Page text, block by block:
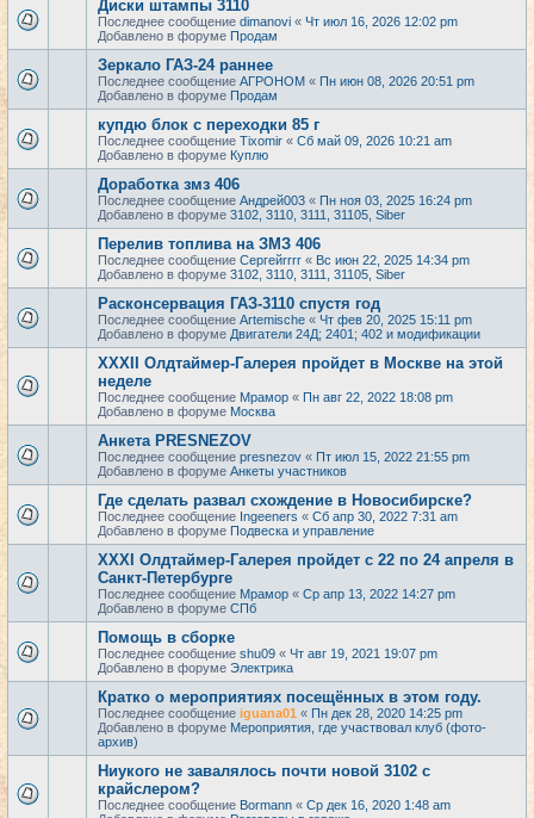
Диски штампы 3110
Последнее сообщение dimanovi « Чт июл 16, 2026 12:02 pm
Добавлено в форуме Продам
Зеркало ГАЗ-24 раннее
Последнее сообщение АГРОНОМ « Пн июн 08, 2026 20:51 pm
Добавлено в форуме Продам
купдю блок с переходки 85 г
Последнее сообщение Tixomir « Сб май 09, 2026 10:21 am
Добавлено в форуме Куплю
Доработка змз 406
Последнее сообщение Андрей003 « Пн ноя 03, 2025 16:24 pm
Добавлено в форуме 3102, 3110, 3111, 31105, Siber
Перелив топлива на ЗМЗ 406
Последнее сообщение Сергейrrrr « Вс июн 22, 2025 14:34 pm
Добавлено в форуме 3102, 3110, 3111, 31105, Siber
Расконсервация ГАЗ-3110 спустя год
Последнее сообщение Artemische « Чт фев 20, 2025 15:11 pm
Добавлено в форуме Двигатели 24Д; 2401; 402 и модификации
XXXII Олдтаймер-Галерея пройдет в Москве на этой
неделе
Последнее сообщение Мрамор « Пн авг 22, 2022 18:08 pm
Добавлено в форуме Москва
Анкета PRESNEZOV
Последнее сообщение presnezov « Пт июл 15, 2022 21:55 pm
Добавлено в форуме Анкеты участников
Где сделать развал схождение в Новосибирске?
Последнее сообщение Ingeeners « Сб апр 30, 2022 7:31 am
Добавлено в форуме Подвеска и управление
XXXI Олдтаймер-Галерея пройдет с 22 по 24 апреля в
Санкт-Петербурге
Последнее сообщение Мрамор « Ср апр 13, 2022 14:27 pm
Добавлено в форуме СПб
Помощь в сборке
Последнее сообщение shu09 « Чт авг 19, 2021 19:07 pm
Добавлено в форуме Электрика
Кратко о мероприятиях посещённых в этом году.
Последнее сообщение iguana01 « Пн дек 28, 2020 14:25 pm
Добавлено в форуме Мероприятия, где участвовал клуб (фото-
архив)
Ниукого не завалялось почти новой 3102 с
крайслером?
Последнее сообщение Bormann « Ср дек 16, 2020 1:48 am